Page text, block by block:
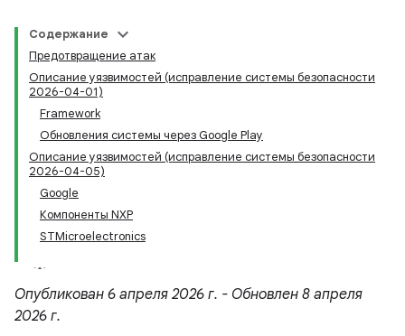
Содержание
Предотвращение атак
Описание уязвимостей (исправление системы безопасности
2026-04-01)
Framework
Обновления системы через Google Play
Описание уязвимостей (исправление системы безопасности
2026-04-05)
Google
Компоненты NXP
STMicroelectronics
Опубликован 6 апреля 2026 г. - Обновлен 8 апреля
2026 г.